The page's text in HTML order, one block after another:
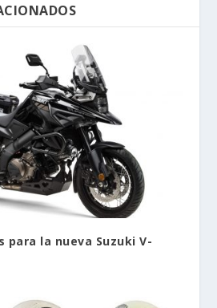
para la nueva Suzuki V-